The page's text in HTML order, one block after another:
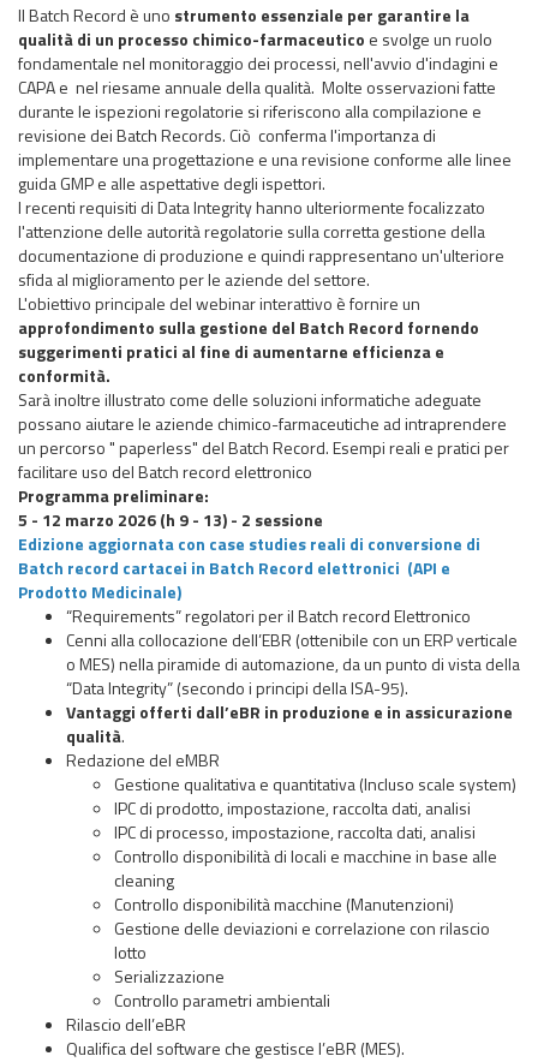
Il Batch Record è uno strumento essenziale per garantire la
qualità di un processo chimico-farmaceutico e svolge un ruolo
fondamentale nel monitoraggio dei processi, nell'avvio d'indagini e
CAPA e nel riesame annuale della qualità. Molte osservazioni fatte
durante le ispezioni regolatorie si riferiscono alla compilazione e
revisione dei Batch Records. Ciò conferma l'importanza di
implementare una progettazione e una revisione conforme alle linee
guida GMP e alle aspettative degli ispettori.
I recenti requisiti di Data Integrity hanno ulteriormente focalizzato
l'attenzione delle autorità regolatorie sulla corretta gestione della
documentazione di produzione e quindi rappresentano un'ulteriore
sfida al miglioramento per le aziende del settore.
L'obiettivo principale del webinar interattivo è fornire un
approfondimento sulla gestione del Batch Record fornendo
suggerimenti pratici al fine di aumentarne efficienza e
conformità.
Sarà inoltre illustrato come delle soluzioni informatiche adeguate
possano aiutare le aziende chimico-farmaceutiche ad intraprendere
un percorso " paperless" del Batch Record. Esempi reali e pratici per
facilitare uso del Batch record elettronico
Programma preliminare:
5 - 12 marzo 2026 (h 9 - 13) - 2 sessione
Edizione aggiornata con case studies reali di conversione di
Batch record cartacei in Batch Record elettronici (API e
Prodotto Medicinale)
“Requirements” regolatori per il Batch record Elettronico
Cenni alla collocazione dell’EBR (ottenibile con un ERP verticale
o MES) nella piramide di automazione, da un punto di vista della
“Data Integrity” (secondo i principi della ISA-95).
Vantaggi offerti dall’eBR in produzione e in assicurazione
qualità.
Redazione del eMBR
Gestione qualitativa e quantitativa (Incluso scale system)
IPC di prodotto, impostazione, raccolta dati, analisi
IPC di processo, impostazione, raccolta dati, analisi
Controllo disponibilità di locali e macchine in base alle
cleaning
Controllo disponibilità macchine (Manutenzioni)
Gestione delle deviazioni e correlazione con rilascio
lotto
Serializzazione
Controllo parametri ambientali
Rilascio dell’eBR
Qualifica del software che gestisce l’eBR (MES).